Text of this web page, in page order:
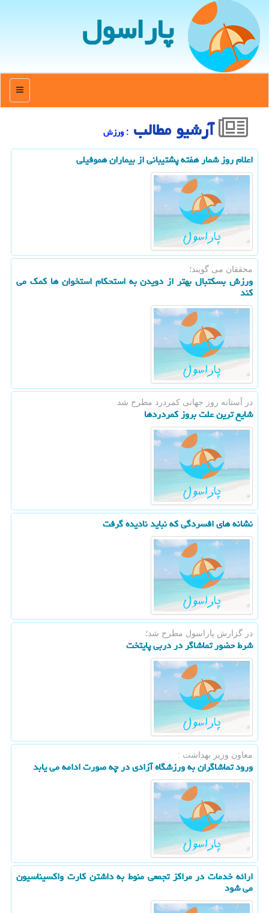
پاراسول
منو
آرشیو مطالب : ورزش
اعلام روز شمار هفته پشتیبانی از بیماران هموفیلی
محققان می گویند؛
ورزش بسکتبال بهتر از دویدن به استحکام استخوان ها کمک می
کند
در آستانه روز جهانی كمردرد مطرح شد
شایع ترین علت بروز کمردردها
نشانه های افسردگی که نباید نادیده گرفت
در گزارش پاراسول مطرح شد؛
شرط حضور تماشاگر در دربی پایتخت
معاون وزیر بهداشت :
ورود تماشاگران به ورزشگاه آزادی در چه صورت ادامه می یابد
ارائه خدمات در مراکز تجمعی منوط به داشتن کارت واکسیناسیون
می شود